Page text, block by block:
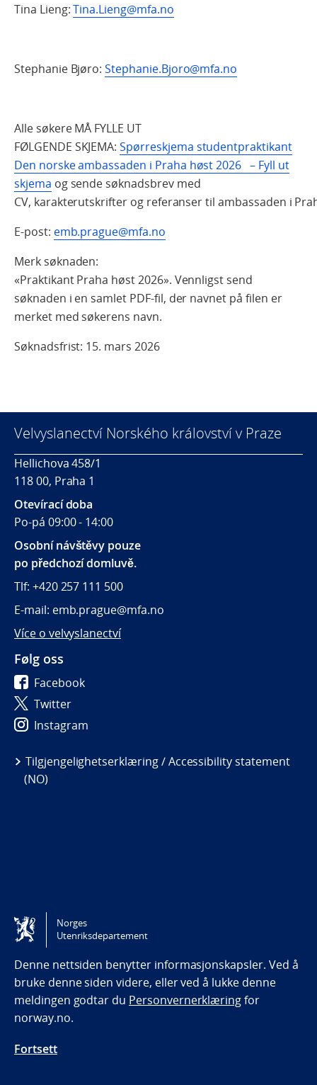
Tina Lieng:Tina.Lieng@mfa.no
Stephanie Bjøro:Stephanie.Bjoro@mfa.no
Alle søkere MÅ FYLLE UT
FØLGENDE SKJEMA:Spørreskjema studentpraktikant
Den norske ambassaden i Praha høst 2026 – Fyll ut
skjema og sende søknadsbrev med
CV, karakterutskrifter og referanser til ambassaden i
E-post: emb.prague@mfa.no
Merk søknaden:
«Praktikant Praha høst 2026». Vennligst send
søknaden i en samlet PDF-fil, der navnet på filen er
merket med søkerens navn.
Søknadsfrist: 15. mars 2026
Velvyslanectví Norského království v Praze
Hellichova 458/1
118 00, Praha 1
Otevírací doba
Po-pá 09:00 - 14:00
Osobní návštěvy pouze
po předchozí domluvě.
Tlf: +420 257 111 500
E-mail: emb.prague@mfa.no
Více o velvyslanectví
Følg oss
Facebook
Twitter
Instagram
Tilgjengelighetserklæring / Accessibility statement
(NO)
Norges
Utenriksdepartement
Denne nettsiden benytter informasjonskapsler. Ved å
bruke denne siden videre, eller ved å lukke denne
meldingen godtar du Personvernerklæringfor
norway.no.
Fortsett